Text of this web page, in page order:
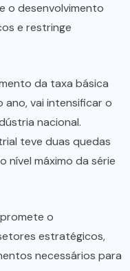
o desenvolvimento
e restringe
da taxa básica
ano, vai intensificar o
nacional.
teve duas quedas
nível máximo da série
o
estratégicos,
necessários para